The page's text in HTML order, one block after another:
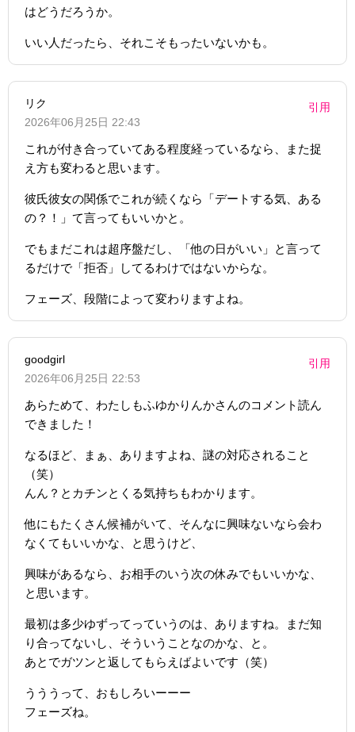
はどうだろうか。
いい人だったら、それこそもったいないかも。
リク
2026年06月25日 22:43
引用
これが付き合っていてある程度経っているなら、また捉
え方も変わると思います。
彼氏彼女の関係でこれが続くなら「デートする気、ある
の？！」て言ってもいいかと。
でもまだこれは超序盤だし、「他の日がいい」と言って
るだけで「拒否」してるわけではないからな。
フェーズ、段階によって変わりますよね。
goodgirl
2026年06月25日 22:53
引用
あらためて、わたしもふゆかりんかさんのコメント読ん
できました！
なるほど、まぁ、ありますよね、謎の対応されること
（笑）
んん？とカチンとくる気持ちもわかります。
他にもたくさん候補がいて、そんなに興味ないなら会わ
なくてもいいかな、と思うけど、
興味があるなら、お相手のいう次の休みでもいいかな、
と思います。
最初は多少ゆずってっていうのは、ありますね。まだ知
り合ってないし、そういうことなのかな、と。
あとでガツンと返してもらえばよいです（笑）
うううって、おもしろいーーー
フェーズね。